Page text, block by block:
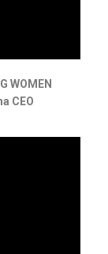
WOMEN
CEO